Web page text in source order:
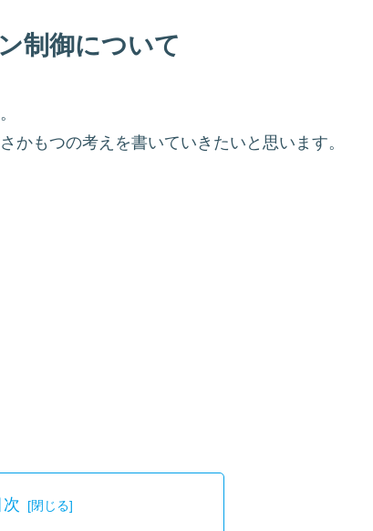
制御について
かもつの考えを書いていきたいと思います。
次